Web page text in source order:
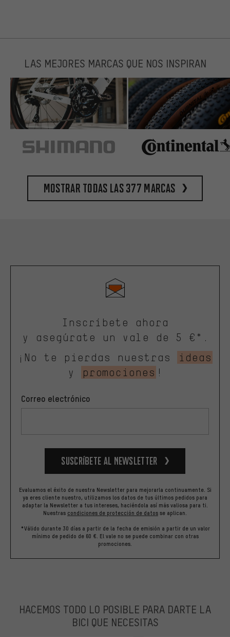
LAS MEJORES MARCAS QUE NOS INSPIRAN
Mostrar todas las 377 marcas
Inscríbete ahora
y asegúrate un vale de 5 €*.
¡No te pierdas nuestras
ideas
y
promociones !
Correo electrónico
Suscríbete al newsletter
Evaluamos el éxito de nuestra Newsletter para mejorarla continuamente. Si
ya eres cliente nuestro, utilizamos los datos de tus últimos pedidos para
adaptar la Newsletter a tus intereses, haciéndola así más valiosa para ti.
Nuestras condiciones de protección de datos se aplican.
*Válido durante 30 días a partir de la fecha de emisión a partir de un valor
mínimo de pedido de 60 €. El vale no se puede combinar con otras
promociones.
HACEMOS TODO LO POSIBLE PARA DARTE LA
BICI QUE NECESITAS